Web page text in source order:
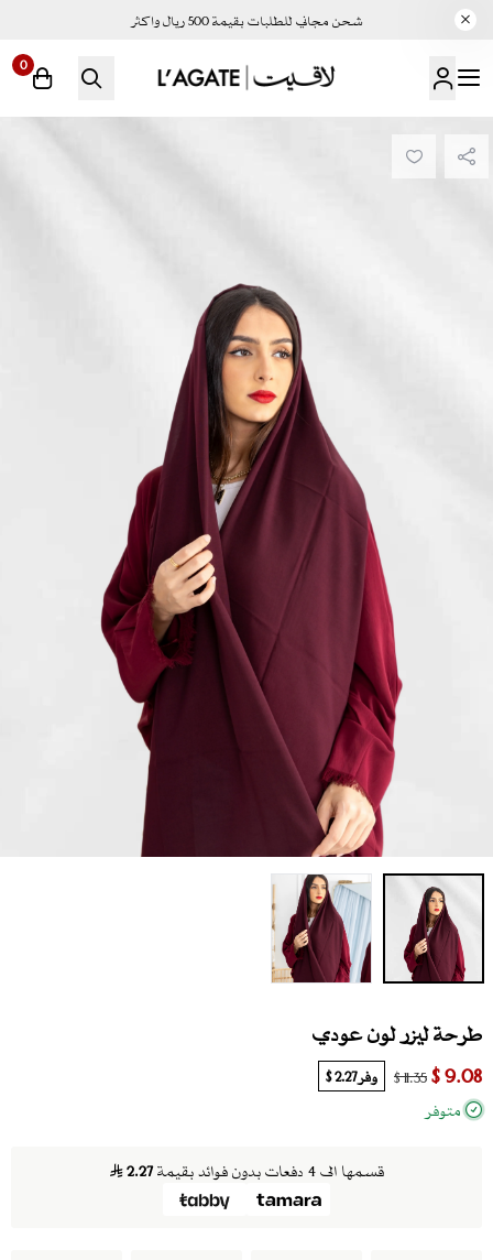
شحن مجاني للطلبات بقيمة 500 ريال واكثر
لاقيت | LAGATE
0
طرحة ليزر لون عودي
9.08 $
11.35 $ وفر2.27 $
متوفر
قسمها الى 4 دفعات بدون فوائد بقيمة 2.27